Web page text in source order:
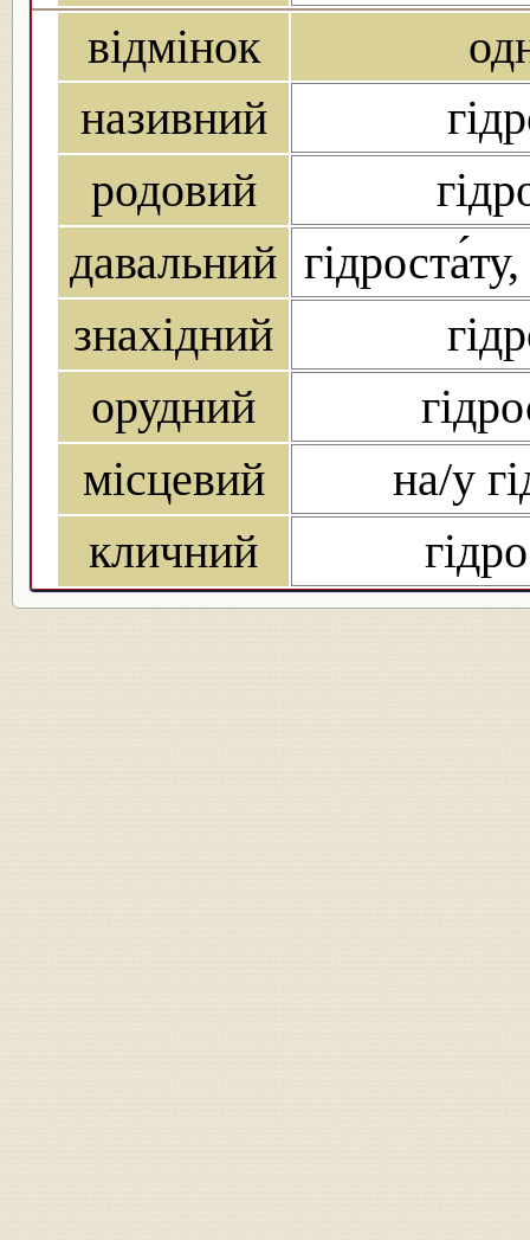
відмінок
називний
родовий
давальний
знахідний
орудний
місцевий
на/у
кличний